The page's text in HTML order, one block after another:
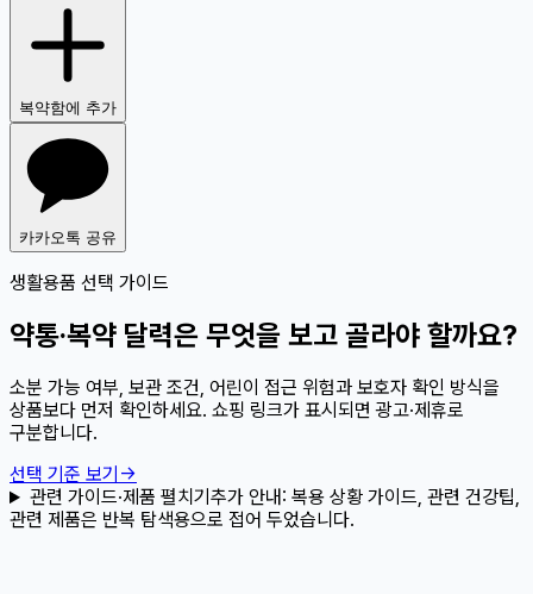
복약함에 추가
카카오톡 공유
생활용품 선택 가이드
약통·복약 달력은 무엇을 보고 골라야 할까요?
소분 가능 여부, 보관 조건, 어린이 접근 위험과 보호자 확인 방식을
상품보다 먼저 확인하세요. 쇼핑 링크가 표시되면 광고·제휴로
구분합니다.
선택 기준 보기 →
관련 가이드·제품 펼치기추가 안내: 복용 상황 가이드, 관련 건강팁,
관련 제품은 반복 탐색용으로 접어 두었습니다.